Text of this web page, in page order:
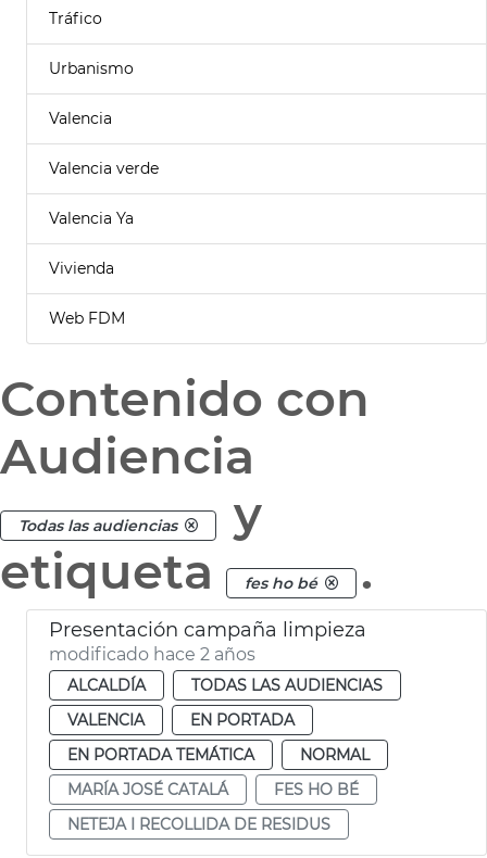
Tráfico
Urbanismo
Valencia
Valencia verde
Valencia Ya
Vivienda
Web FDM
Contenido con
Audiencia
Todas las audiencias
y
etiqueta
fes ho bé .
Presentación campaña limpieza
modificado hace 2 años
ALCALDÍA
TODAS LAS AUDIENCIAS
VALENCIA
EN PORTADA
EN PORTADA TEMÁTICA
NORMAL
MARÍA JOSÉ CATALÁ
FES HO BÉ
NETEJA I RECOLLIDA DE RESIDUS